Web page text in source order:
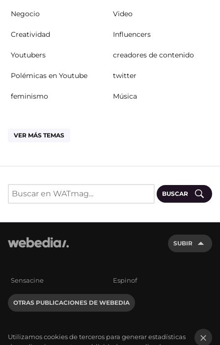
Negocio Video
Creatividad Influencers
Youtubers creadores de contenido
Polémicas en Youtube twitter
feminismo Música
VER MÁS TEMAS
BUSCAR
SUBIR
Sensacine Espinof
OTRAS PUBLICACIONES DE WEBEDIA
Utilizamos cookies de terceros para generar estadísticas